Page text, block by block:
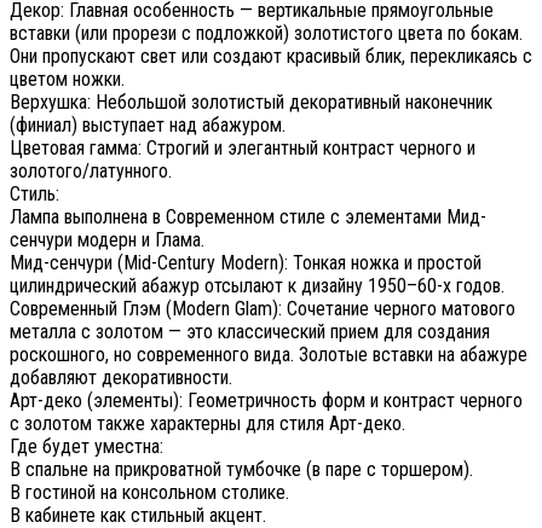
Декор: Главная особенность — вертикальные прямоугольные
вставки (или прорези с подложкой) золотистого цвета по бокам.
Они пропускают свет или создают красивый блик, перекликаясь с
цветом ножки.
Верхушка: Небольшой золотистый декоративный наконечник
(финиал) выступает над абажуром.
Цветовая гамма: Строгий и элегантный контраст черного и
золотого/латунного.
Стиль:
Лампа выполнена в Современном стиле с элементами Мид-
сенчури модерн и Глама.
Мид-сенчури (Mid-Century Modern): Тонкая ножка и простой
цилиндрический абажур отсылают к дизайну 1950–60-х годов.
Современный Глэм (Modern Glam): Сочетание черного матового
металла с золотом — это классический прием для создания
роскошного, но современного вида. Золотые вставки на абажуре
добавляют декоративности.
Арт-деко (элементы): Геометричность форм и контраст черного
с золотом также характерны для стиля Арт-деко.
Где будет уместна:
В спальне на прикроватной тумбочке (в паре с торшером).
В гостиной на консольном столике.
В кабинете как стильный акцент.